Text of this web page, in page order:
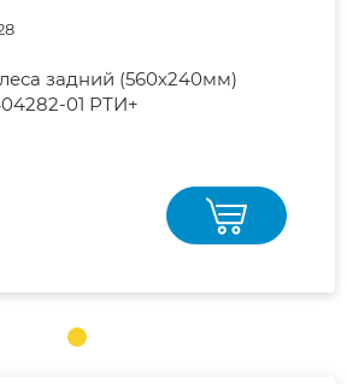
задний (560х240мм)
01 РТИ+